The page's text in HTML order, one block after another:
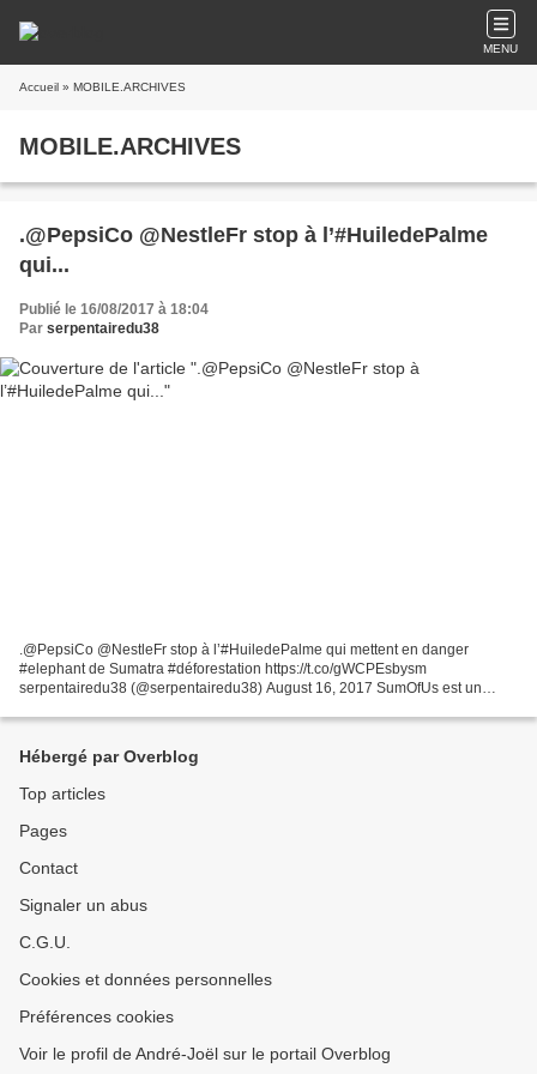
MENU
Accueil » MOBILE.ARCHIVES
MOBILE.ARCHIVES
.@PepsiCo @NestleFr stop à l’#HuiledePalme
qui...
Publié le 16/08/2017 à 18:04
Par serpentairedu38
.@PepsiCo @NestleFr stop à l’#HuiledePalme qui mettent en danger
#elephant de Sumatra #déforestation https://t.co/gWCPEsbysm
serpentairedu38 (@serpentairedu38) August 16, 2017 SumOfUs est un
Hébergé par Overblog
Top articles
Pages
Contact
Signaler un abus
C.G.U.
Cookies et données personnelles
Préférences cookies
Voir le profil de André-Joël sur le portail Overblog